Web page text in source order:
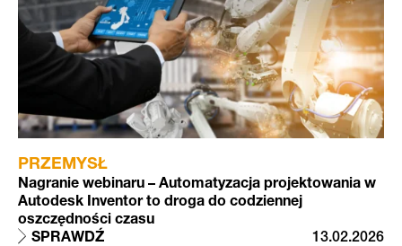
PRZEMYSŁ
Nagranie webinaru – Automatyzacja projektowania w
Autodesk Inventor to droga do codziennej
oszczędności czasu
SPRAWDŹ
13.02.2026